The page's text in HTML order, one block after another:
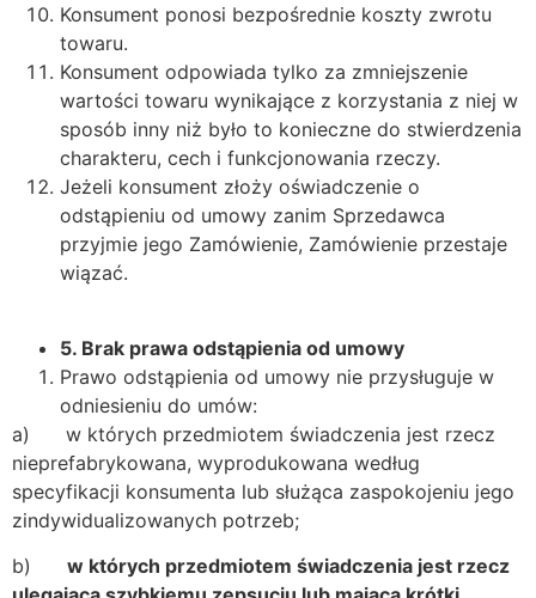
Konsument ponosi bezpośrednie koszty zwrotu
towaru.
Konsument odpowiada tylko za zmniejszenie
wartości towaru wynikające z korzystania z niej w
sposób inny niż było to konieczne do stwierdzenia
charakteru, cech i funkcjonowania rzeczy.
Jeżeli konsument złoży oświadczenie o
odstąpieniu od umowy zanim Sprzedawca
przyjmie jego Zamówienie, Zamówienie przestaje
wiązać.
5. Brak prawa odstąpienia od umowy
Prawo odstąpienia od umowy nie przysługuje w
odniesieniu do umów:
a) w których przedmiotem świadczenia jest rzecz
nieprefabrykowana, wyprodukowana według
specyfikacji konsumenta lub służąca zaspokojeniu jego
zindywidualizowanych potrzeb;
b) w których przedmiotem świadczenia jest rzecz